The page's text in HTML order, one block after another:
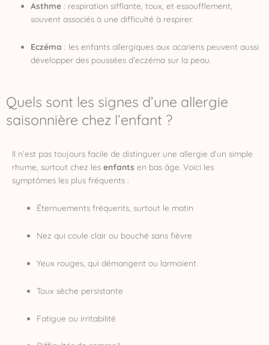
Asthme : respiration sifflante, toux, et essoufflement,
souvent associés à une difficulté à respirer.
Eczéma : les enfants allergiques aux acariens peuvent aussi
développer des poussées d’eczéma sur la peau.
Quels sont les signes d’une allergie
saisonnière chez l’enfant ?
Il n’est pas toujours facile de distinguer une allergie d’un simple
rhume, surtout chez les enfants en bas âge. Voici les
symptômes les plus fréquents :
Éternuements fréquents, surtout le matin
Nez qui coule clair ou bouché sans fièvre
Yeux rouges, qui démangent ou larmoient
Toux sèche persistante
Fatigue ou irritabilité